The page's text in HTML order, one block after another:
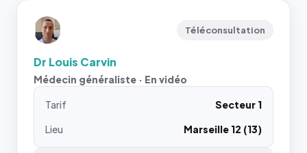
Téléconsultation
Dr Louis Carvin
Médecin généraliste · En vidéo
Tarif
Secteur 1
Lieu
Marseille 12 (13)